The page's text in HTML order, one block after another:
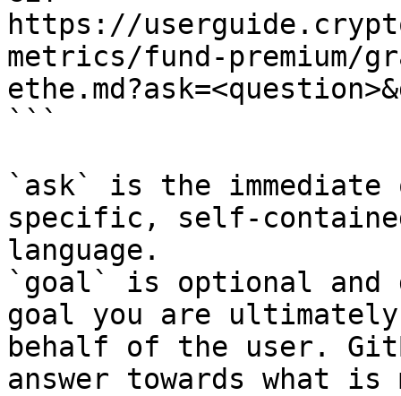
https://
metrics/fund-premium/
```
`ask` is the
specific, self-
language.
`goal` is optional and
goal you are
behalf of the user.
answer towards what